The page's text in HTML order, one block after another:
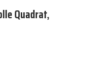
Quadrat,